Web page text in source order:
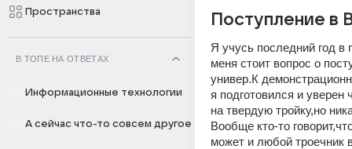
Пространства
В ТОПЕ НА ОТВЕТАХ
Информационные технологии
А сейчас что-то совсем другое
Поступление в
Я учусь последний год в
меня стоит вопрос о
универ.К
я подготовился и уверен
на твердую тройку,но
Вообще кто-то
может и любой троечник